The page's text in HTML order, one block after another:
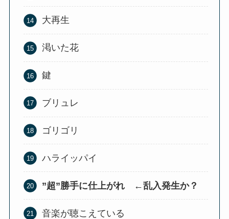
大再生
渇いた花
鍵
ブリュレ
ゴリゴリ
ハライッパイ
”超”勝手に仕上がれ ←乱入発生か？
音楽が聴こえている